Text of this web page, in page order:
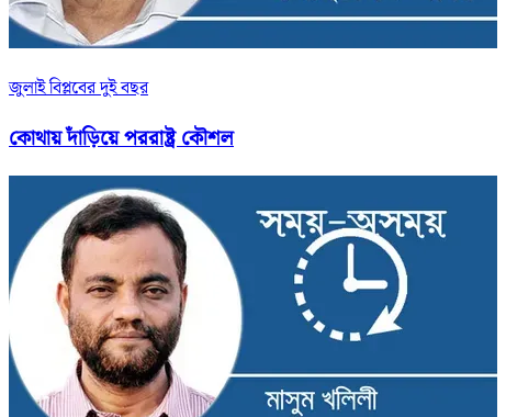
জুলাই বিপ্লবের দুই বছর
কোথায় দাঁড়িয়ে পররাষ্ট্র কৌশল